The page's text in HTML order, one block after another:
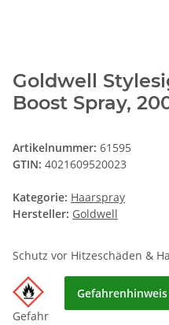
Goldwell
Boost Spray,
Artikelnummer: 61595
GTIN: 4021609520023
Kategorie: Haarspray
Hersteller: Goldwell
Schutz vor Hitzeschäden &
Gefahr
Gefahrenhinweis